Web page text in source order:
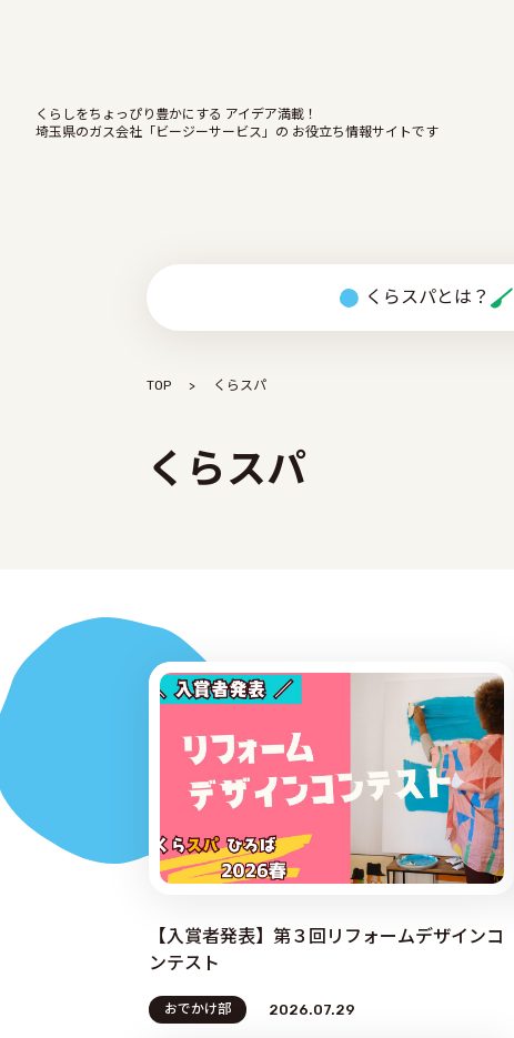
くらしをちょっぴり豊かにする アイデア満載！
埼玉県のガス会社「ビージーサービス」の お役立ち情報サイトです
くらスパとは？
TOP くらスパ
くらスパ
【入賞者発表】第３回リフォームデザインコ
ンテスト
おでかけ部 2026.07.29